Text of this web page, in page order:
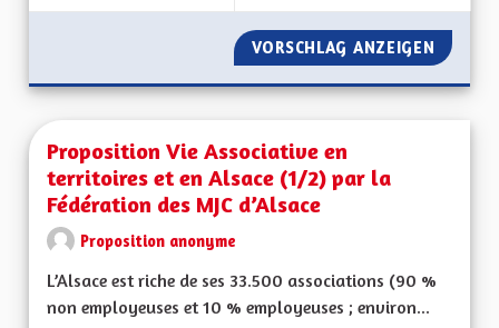
VORSCHLAG ANZEIGEN
Proposition Vie Associative en
territoires et en Alsace (1/2) par la
Fédération des MJC d’Alsace
Proposition anonyme
L’Alsace est riche de ses 33.500 associations (90 %
non employeuses et 10 % employeuses ; environ...